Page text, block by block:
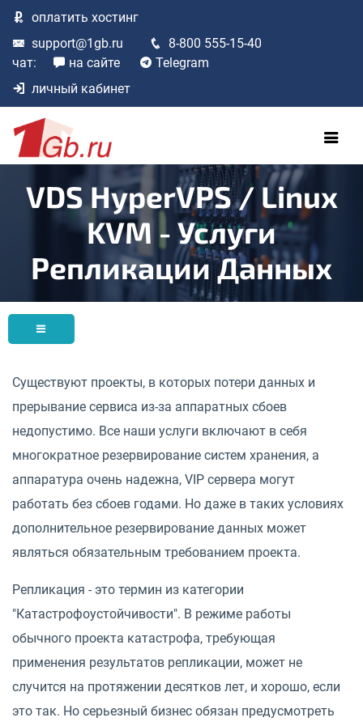
оплатить хостинг
support@1gb.ru
8-800 555-15-40
чат:
на сайте
Telegram
личный кабинет
VDS HyperVPS / Linux
KVM - Услуги
Репликации Данных
Существуют проекты, в которых потери данных и
прерывание сервиса из-за аппаратных сбоев
недопустимо. Все наши услуги включают в себя
многократное резервирование систем хранения, а
аппаратура очень надежна, VIP сервера могут
работать без сбоев годами. Но даже в таких условиях
дополнительное резервирование данных может
являться обязательным требованием проекта.
Репликация - это термин из категории
"Катастрофоустойчивости". В режиме работы
обычного проекта катастрофа, требующая
применения результатов репликации, может не
случится на протяжении десятков лет, и хорошо, если
это так. Но серьезный бизнес обязан предусмотреть